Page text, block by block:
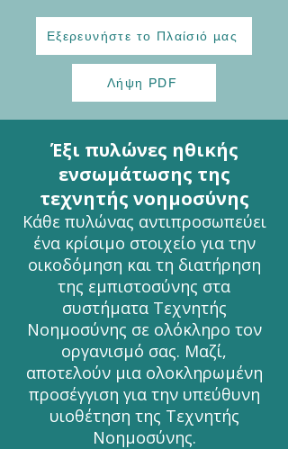
Εξερευνήστε το Πλαίσιό μας
Λήψη PDF
Έξι πυλώνες ηθικής
ενσωμάτωσης της
τεχνητής νοημοσύνης
Κάθε πυλώνας αντιπροσωπεύει
ένα κρίσιμο στοιχείο για την
οικοδόμηση και τη διατήρηση
της εμπιστοσύνης στα
συστήματα Τεχνητής
Νοημοσύνης σε ολόκληρο τον
οργανισμό σας. Μαζί,
αποτελούν μια ολοκληρωμένη
προσέγγιση για την υπεύθυνη
υιοθέτηση της Τεχνητής
Νοημοσύνης.